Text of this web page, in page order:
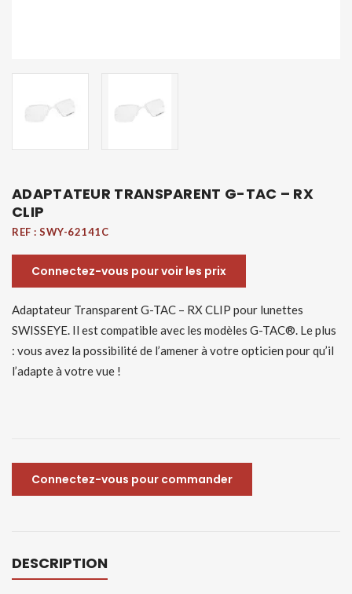
ADAPTATEUR TRANSPARENT G-TAC – RX
CLIP
REF : SWY-62141C
Connectez-vous pour voir les prix
Adaptateur Transparent G-TAC – RX CLIP pour lunettes
SWISSEYE. Il est compatible avec les modèles G-TAC®. Le plus
: vous avez la possibilité de l’amener à votre opticien pour qu’il
l’adapte à votre vue !
Connectez-vous pour commander
DESCRIPTION